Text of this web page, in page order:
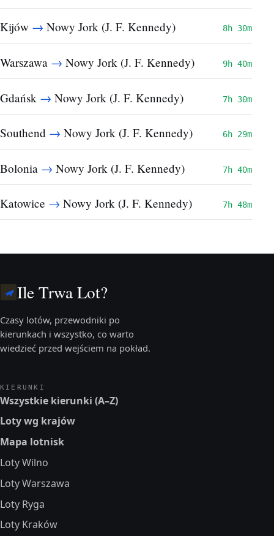
Kijów → Nowy Jork (J. F. Kennedy) 8h 30m
Warszawa → Nowy Jork (J. F. Kennedy) 9h 40m
Gdańsk → Nowy Jork (J. F. Kennedy) 7h 30m
Southend → Nowy Jork (J. F. Kennedy) 6h 29m
Bolonia → Nowy Jork (J. F. Kennedy) 7h 40m
Katowice → Nowy Jork (J. F. Kennedy) 7h 48m
Ile Trwa Lot?
Czasy lotów, przewodniki po
kierunkach i wszystko, co warto
wiedzieć przed wejściem na pokład.
KIERUNKI
Wszystkie kierunki (A–Z)
Loty wg krajów
Mapa lotnisk
Loty Wilno
Loty Warszawa
Loty Ryga
Loty Kraków